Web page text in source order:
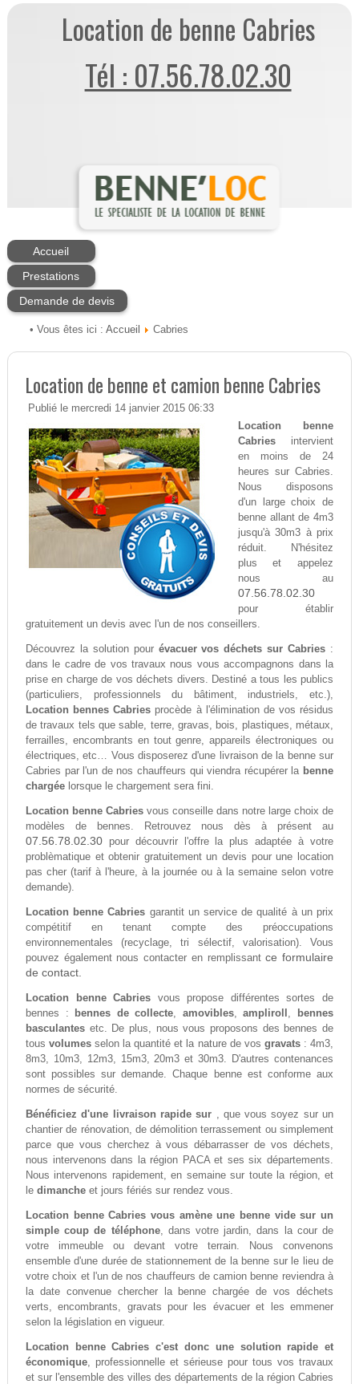
Location de benne Cabries
Tél : 07.56.78.02.30
Accueil
Prestations
Demande de devis
• Vous êtes ici : Accueil Cabries
Location de benne et camion benne Cabries
Publié le mercredi 14 janvier 2015 06:33
Location benne
Cabriesintervient
en moins de 24
heures sur Cabries.
Nous disposons
d'un large choix de
benne allant de 4m3
jusqu'à 30m3 à prix
réduit. N'hésitez
plus et appelez
nous au
07.56.78.02.30
pour établir
gratuitement un devis avec l'un de nos conseillers.
Découvrez la solution pour évacuer vos déchets sur Cabries :
dans le cadre de vos travaux nous vous accompagnons dans la
prise en charge de vos déchets divers. Destiné a tous les publics
(particuliers, professionnels du bâtiment, industriels, etc.),
Location bennes Cabries procède à l'élimination de vos résidus
de travaux tels que sable, terre, gravas, bois, plastiques, métaux,
ferrailles, encombrants en tout genre, appareils électroniques ou
électriques, etc… Vous disposerez d'une livraison de la benne sur
Cabries par l'un de nos chauffeurs qui viendra récupérer la benne
chargéelorsque le chargement sera fini.
Location benne Cabriesvous conseille dans notre large choix de
modèles de bennes. Retrouvez nous dès à présent au
07.56.78.02.30pour découvrir l'offre la plus adaptée à votre
problèmatique et obtenir gratuitement un devis pour une location
pas cher (tarif à l'heure, à la journée ou à la semaine selon votre
demande).
Location benne Cabries garantit un service de qualité à un prix
compétitif en tenant compte des préoccupations
environnementales (recyclage, tri sélectif, valorisation). Vous
pouvez également nous contacter en remplissantce formulaire
de contact.
Location benne Cabries vous propose différentes sortes de
bennes :
bennes de collecte, amovibles,ampliroll ,
bennes
basculantesetc. De plus, nous vous proposons des bennes de
tousvolumes selon la quantité et la nature de vos gravats: 4m3,
8m3, 10m3, 12m3, 15m3, 20m3 et 30m3. D'autres contenances
sont possibles sur demande. Chaque benne est conforme aux
normes de sécurité.
Bénéficiez d'une livraison rapide sur , que vous soyez sur un
chantier de rénovation, de démolition terrassement ou simplement
parce que vous cherchez à vous débarrasser de vos déchets,
nous intervenons dans la région PACA et ses six départements.
Nous intervenons rapidement, en semaine sur toute la région, et
le dimancheet jours fériés sur rendez vous.
Location benne Cabries vous amène une benne vide sur un
simple coup de téléphone, dans votre jardin, dans la cour de
votre immeuble ou devant votre terrain. Nous convenons
ensemble d'une durée de stationnement de la benne sur le lieu de
votre choix et l'un de nos chauffeurs de camion benne reviendra à
la date convenue chercher la benne chargée de vos déchets
verts, encombrants, gravats pour les évacuer et les emmener
selon la législation en vigueur.
Location benne Cabries c'est donc une solution rapide et
économique, professionnelle et sérieuse pour tous vos travaux
et sur l'ensemble des villes des départements de la région Cabries